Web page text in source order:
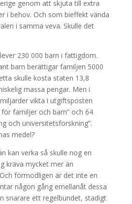
genom att skjuta till extra
i behov. Och som bieffekt vända
i samma veva. Skulle det
230 000 barn i fattigdom.
barn berättigar familjen 5000
skulle kosta staten 13,8
massa pengar. Men i
vikta i utgiftsposten
familjer och barn” och 64
och universitetsforskning”.
medel?
kan verka så skulle nog en
kräva mycket mer än
förmodligen är det inte en
någon gång emellanåt dessa
snarare ett regelbundet, stadigt